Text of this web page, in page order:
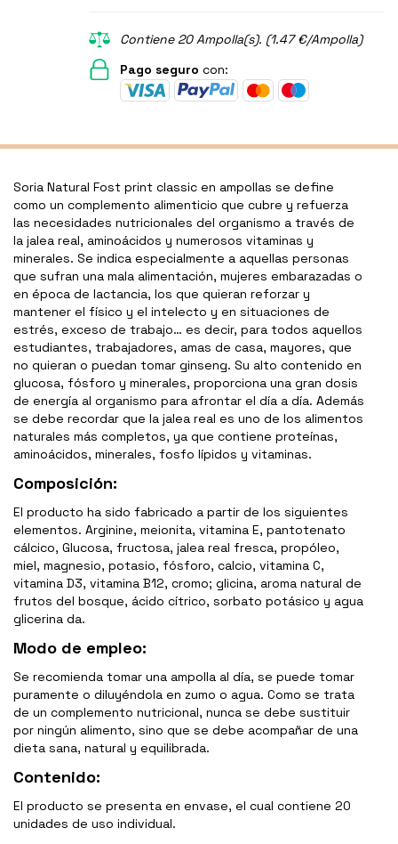
Contiene 20 Ampolla(s). (1.47 €/Ampolla)
Pago seguro con:
Soria Natural Fost print classic en ampollas se define
como un complemento alimenticio que cubre y refuerza
las necesidades nutricionales del organismo a través de
la jalea real, aminoácidos y numerosos vitaminas y
minerales. Se indica especialmente a aquellas personas
que sufran una mala alimentación, mujeres embarazadas o
en época de lactancia, los que quieran reforzar y
mantener el físico y el intelecto y en situaciones de
estrés, exceso de trabajo… es decir, para todos aquellos
estudiantes, trabajadores, amas de casa, mayores, que
no quieran o puedan tomar ginseng. Su alto contenido en
glucosa, fósforo y minerales, proporciona una gran dosis
de energía al organismo para afrontar el día a día. Además
se debe recordar que la jalea real es uno de los alimentos
naturales más completos, ya que contiene proteínas,
aminoácidos, minerales, fosfo lípidos y vitaminas.
Composición:
El producto ha sido fabricado a partir de los siguientes
elementos. Arginine, meionita, vitamina E, pantotenato
cálcico, Glucosa, fructosa, jalea real fresca, propóleo,
miel, magnesio, potasio, fósforo, calcio, vitamina C,
vitamina D3, vitamina B12, cromo; glicina, aroma natural de
frutos del bosque, ácido cítrico, sorbato potásico y agua
glicerina da.
Modo de empleo:
Se recomienda tomar una ampolla al día, se puede tomar
puramente o diluyéndola en zumo o agua. Como se trata
de un complemento nutricional, nunca se debe sustituir
por ningún alimento, sino que se debe acompañar de una
dieta sana, natural y equilibrada.
Contenido:
El producto se presenta en envase, el cual contiene 20
unidades de uso individual.